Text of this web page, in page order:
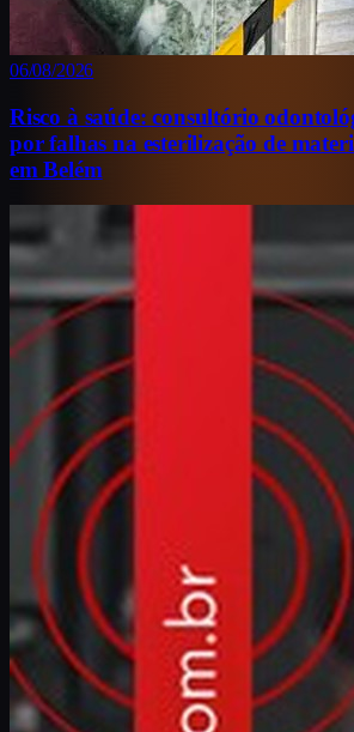
06/08/2026
Risco à saúde: consultório
por falhas na esterilização de
em Belém